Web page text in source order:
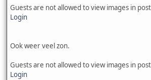
Guests are not allowed to view images in
Login
Ook weer veel zon.
Guests are not allowed to view images in
Login